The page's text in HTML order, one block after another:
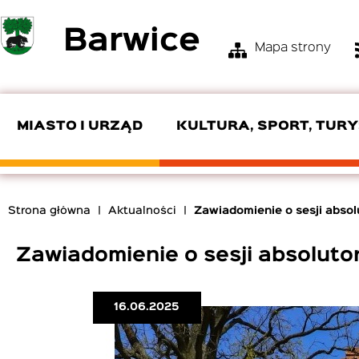
Przejdź
do
treści
Barwice
Menu
Mapa strony
MIASTO I URZĄD
EDUKACJA
CYBERBEZPIECZEŃSTWO
KULTURA, SPORT,
PRODUKTY LOKALNE
ZAMÓWIENIA PUBLICZNE
INTERPELACJE I ZAPYTANIA
ROZKŁADY JAZDY
Strona główna Aktualności Zawiadomienie o sesji
Zawiadomienie o sesji
16.06.2025